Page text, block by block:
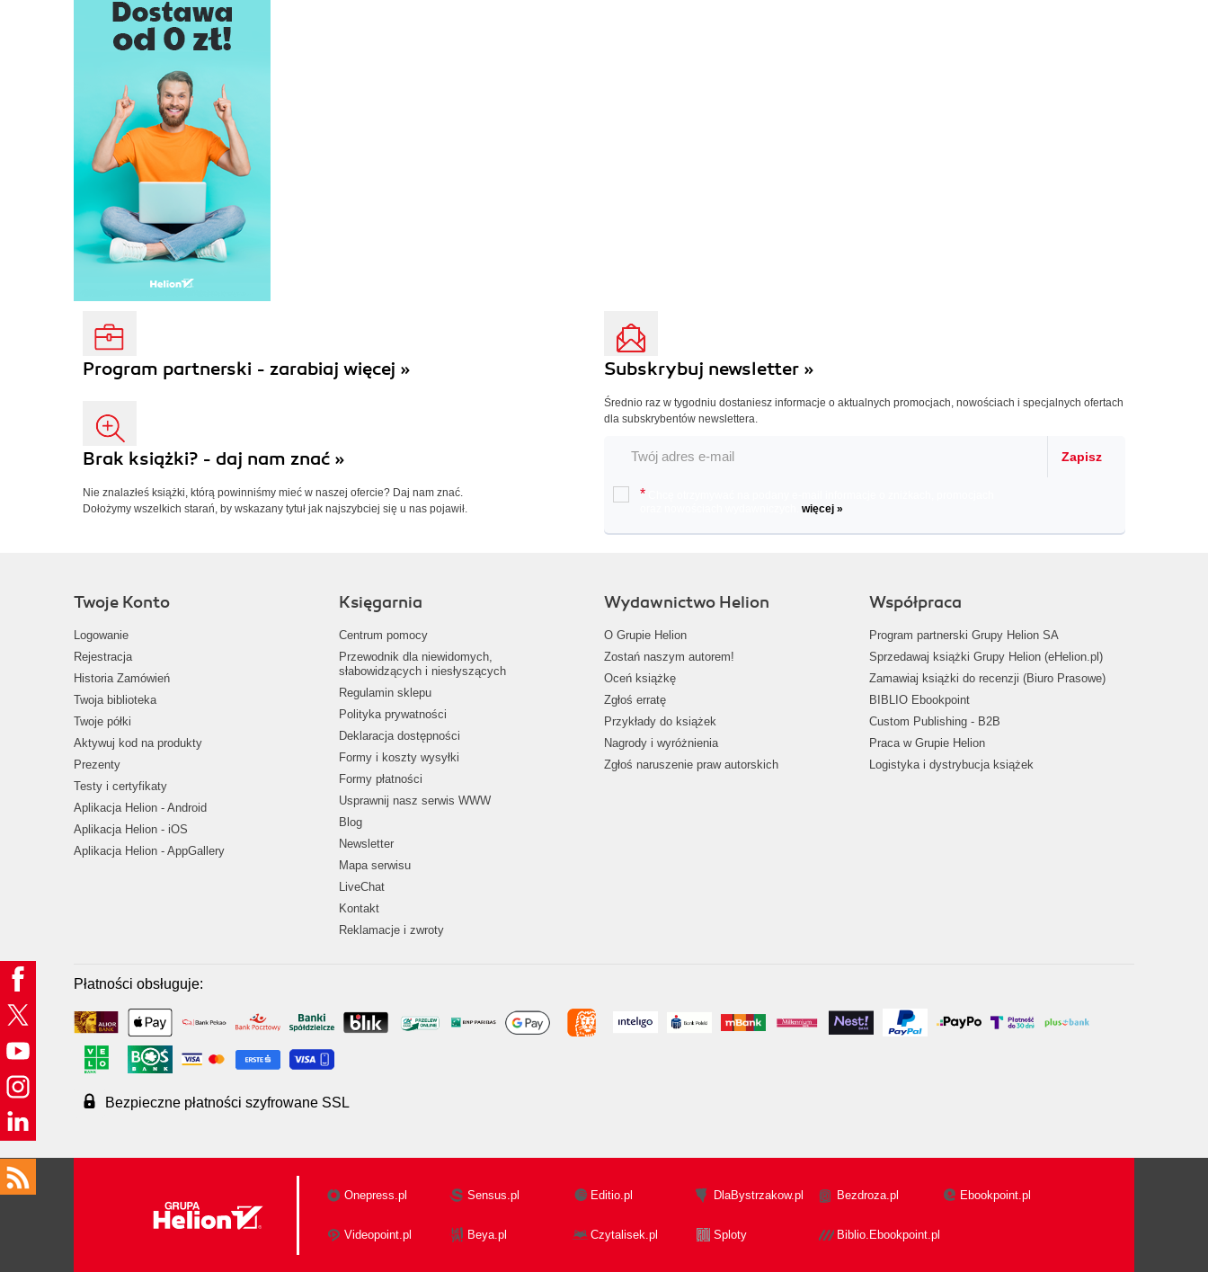
Program partnerski - zarabiaj więcej »
Brak książki? - daj nam znać »
Nie znalazłeś książki, którą powinniśmy mieć w naszej ofercie? Daj nam znać.
Dołożymy wszelkich starań, by wskazany tytuł jak najszybciej się u nas pojawił.
Subskrybuj newsletter »
Średnio raz w tygodniu dostaniesz informacje o aktualnych promocjach, nowościach i specjalnych ofertach
dla subskrybentów newslettera.
Zapisz
*
więcej »
Twoje Konto
Logowanie
Rejestracja
Historia Zamówień
Twoja biblioteka
Twoje półki
Aktywuj kod na produkty
Prezenty
Testy i certyfikaty
Aplikacja Helion - Android
Aplikacja Helion - iOS
Aplikacja Helion - AppGallery
Księgarnia
Centrum pomocy
Przewodnik dla niewidomych,
słabowidzących i niesłyszących
Regulamin sklepu
Polityka prywatności
Deklaracja dostępności
Formy i koszty wysyłki
Formy płatności
Usprawnij nasz serwis WWW
Blog
Newsletter
Mapa serwisu
LiveChat
Kontakt
Reklamacje i zwroty
Wydawnictwo Helion
O Grupie Helion
Zostań naszym autorem!
Oceń książkę
Zgłoś erratę
Przykłady do książek
Nagrody i wyróżnienia
Zgłoś naruszenie praw autorskich
Współpraca
Program partnerski Grupy Helion SA
Sprzedawaj książki Grupy Helion (eHelion.pl)
Zamawiaj książki do recenzji (Biuro Prasowe)
BIBLIO Ebookpoint
Custom Publishing - B2B
Praca w Grupie Helion
Logistyka i dystrybucja książek
Płatności obsługuje:
Bezpieczne płatności szyfrowane SSL
Onepress.pl Sensus.pl Editio.pl DlaBystrzakow.pl Bezdroza.pl Ebookpoint.pl
Videopoint.pl Beya.pl Czytalisek.pl Sploty Biblio.Ebookpoint.pl